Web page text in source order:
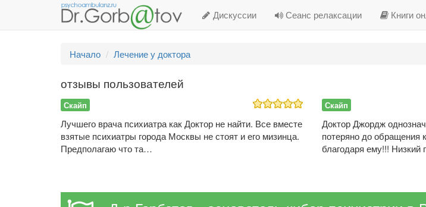
Дискуссии Сеанс релаксации Книги
Начало Лечение у доктора
отзывы пользователей
Скайп
Лучшего врача психиатра как Доктор не найти. Все вместе
взятые психиатры города Москвы не стоят и его мизинца.
Предполагаю что та…
Скайп
Доктор Джордж
потеряно до обращения
благодаря ему!!! Низкий